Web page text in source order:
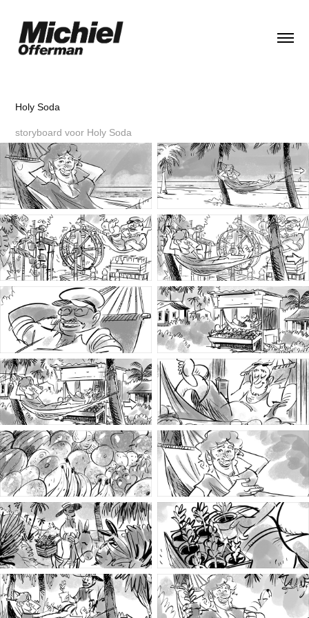
Holy Soda
storyboard voor Holy Soda